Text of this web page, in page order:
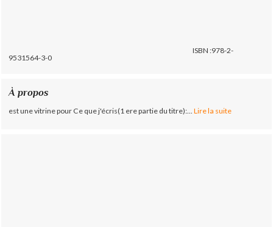
ISBN :978-2-
9531564-3-0
À propos
est une vitrine pour Ce que j'écris(1 ere partie du titre):... Lire la suite